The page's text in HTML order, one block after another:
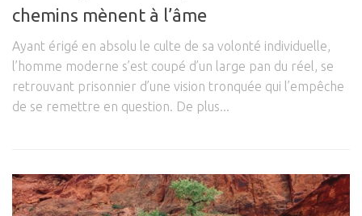
Connaissance de soi
NEWS
Save the date
BOUTIQUE
CONTACT
chemins mènent à l’âme
Ayant érigé en absolu le culte de sa volonté individuelle,
l’homme moderne s’est coupé d’un large pan du réel, se
retrouvant prisonnier d’une vision tronquée qui l’empêche
de se remettre en question. De plus...